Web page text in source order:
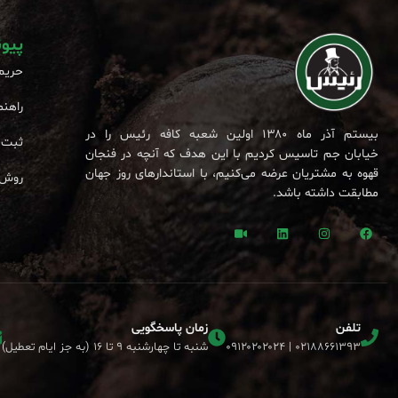
بیستم آذر ماه ۱۳۸۰ اولین شعبه کافه رئیس را در
خیابان جم تاسیس کردیم با این هدف که آنچه در فنجان
قهوه به مشتریان عرضه می‌کنیم، با استاندارهای روز جهان
مطابقت داشته باشد.
روش
تلفن
۰۲۱۸۸۶۶۱۳۹۳ | ۰۹۱۲۰۲۰۲۰۲۴
زمان پاسخگویی
شنبه تا چهارشنبه ۹ تا ۱۶ (به جز ایام تعطیل)